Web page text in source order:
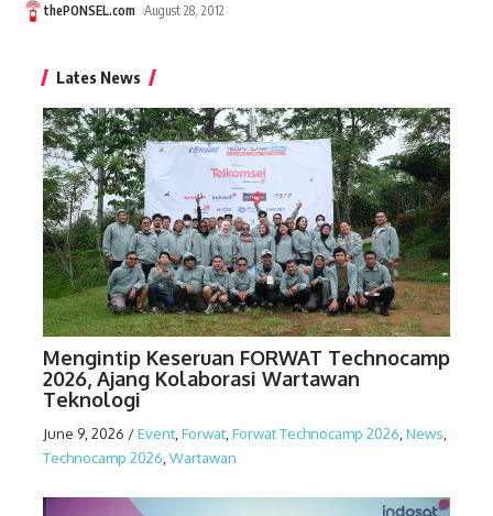
thePONSEL.com August 28, 2012
Lates News
Mengintip Keseruan FORWAT Technocamp
2026, Ajang Kolaborasi Wartawan
Teknologi
June 9, 2026 /Event Forwat Forwat Technocamp 2026 News
Technocamp 2026 Wartawan